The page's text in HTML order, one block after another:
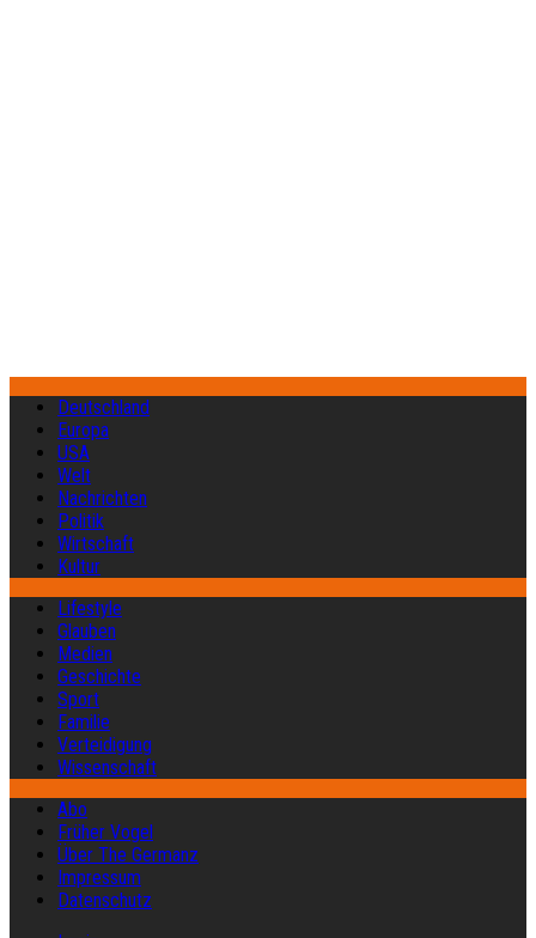
Deutschland
Europa
USA
Welt
Nachrichten
Politik
Wirtschaft
Kultur
Lifestyle
Glauben
Medien
Geschichte
Sport
Familie
Verteidigung
Wissenschaft
Abo
Früher Vogel
Über The Germanz
Impressum
Datenschutz